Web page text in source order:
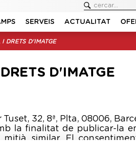
SERVEIS ACTUALITAT
DRETS D'IMATGE
D'IMATGE
32, 8ª, Plta, 08006,
la finalitat de publicar-la
similar. El